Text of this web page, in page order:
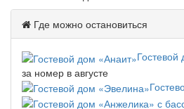
Где можно остановиться
за номер в августе